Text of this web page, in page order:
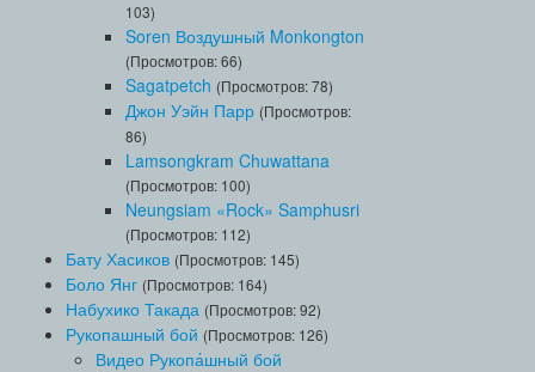
103)
Soren Воздушный Monkongton
(Просмотров: 66)
Sagatpetch (Просмотров: 78)
Джон Уэйн Парр (Просмотров:
86)
Lamsongkram Chuwattana
(Просмотров: 100)
Neungsiam «Rock» Samphusri
(Просмотров: 112)
Бату Хасиков (Просмотров: 145)
Боло Янг (Просмотров: 164)
Набухико Такада (Просмотров: 92)
Рукопашный бой (Просмотров: 126)
Видео Рукопа́шный бой